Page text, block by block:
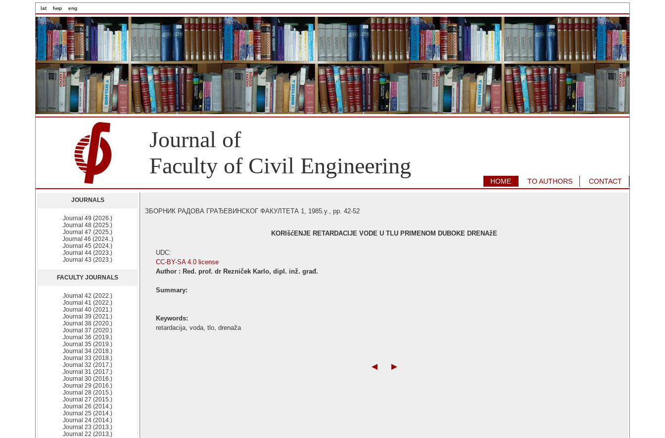
lat ћир eng
Journal of
Faculty of Civil Engineering
HOME TO AUTHORS CONTACT
JOURNALS
Journal 49 (2026.)
Journal 48 (2025.)
Journal 47 (2025.)
Journal 46 (2024..)
Journal 45 (2024.)
Journal 44 (2023.)
Journal 43 (2023.)
FACULTY JOURNALS
Journal 42 (2022.)
Journal 41 (2022.)
Journal 40 (2021.)
Journal 39 (2021.)
Journal 38 (2020.)
Journal 37 (2020.)
Journal 36 (2019.)
Journal 35 (2019.)
Journal 34 (2018.)
Journal 33 (2018.)
Journal 32 (2017.)
Journal 31 (2017.)
Journal 30 (2016.)
Journal 29 (2016.)
Journal 28 (2015.)
Journal 27 (2015.)
Journal 26 (2014.)
Journal 25 (2014.)
Journal 24 (2014.)
Journal 23 (2013.)
Journal 22 (2013.)
ЗБОРНИК РАДОВА ГРАЂЕВИНСКОГ ФАКУЛТЕТА 1, 1985.y., pp. 42-52
KORIšćENJE RETARDACIJE VODE U TLU PRIMENOM DUBOKE DRENAžE
UDC:
CC-BY-SA 4.0 license
Author : Red. prof. dr Rezniček Karlo, dipl. inž. građ.
Summary:
Keywords:
retardacija, voda, tlo, drenaža
◄ ►